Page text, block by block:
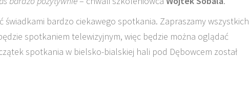
świadkami bardzo ciekawego spotkania. Zapraszamy wszystkich
spotkaniem telewizyjnym, więc będzie można oglądać
spotkania w bielsko-bialskiej hali pod Dębowcem został